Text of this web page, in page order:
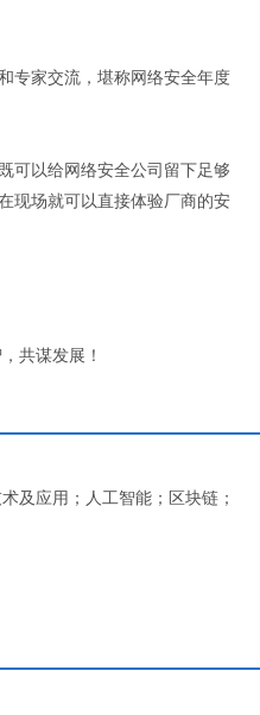
专家交流，堪称网络安全年度
可以给网络安全公司留下足够
现场就可以直接体验厂商的安
共谋发展！
及应用；人工智能；区块链；